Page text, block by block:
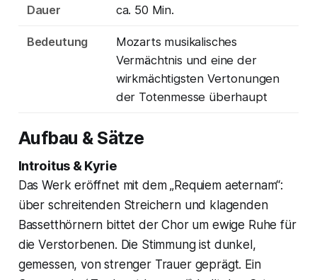
Dauer ca. 50 Min.
Bedeutung
Mozarts musikalisches
Vermächtnis und eine der
wirkmächtigsten Vertonungen
der Totenmesse überhaupt
Aufbau & Sätze
Introitus & Kyrie
Das Werk eröffnet mit dem „Requiem aeternam“:
über schreitenden Streichern und klagenden
Bassetthörnern bittet der Chor um ewige Ruhe für
die Verstorbenen. Die Stimmung ist dunkel,
gemessen, von strenger Trauer geprägt. Ein